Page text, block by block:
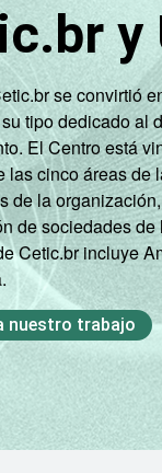
y
se convirtió
tipo dedicado al
El Centro está
las cinco áreas
de la
de sociedades
Cetic.br incluye
nuestro trabajo